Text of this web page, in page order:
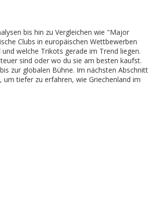
bis hin zu Vergleichen wie "Major
Clubs in europäischen Wettbewerben
welche Trikots gerade im Trend liegen.
sind oder wo du sie am besten kaufst.
zur globalen Bühne. Im nächsten Abschnitt
um tiefer zu erfahren, wie Griechenland im